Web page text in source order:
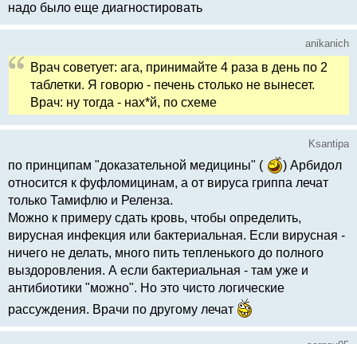
надо было еще диагностировать
anikanich
Врач советует: ага, принимайте 4 раза в день по 2
таблетки. Я говорю - печень столько не вынесет.
Врач: ну тогда - нах*й, по схеме
Ksantipa
по принципам "доказательной медицины" (
) Арбидол
относится к фуфломицинам, а от вируса гриппа лечат
только Тамифлю и Реленза.
Можно к примеру сдать кровь, чтобы определить,
вирусная инфекция или бактериальная. Если вирусная -
ничего не делать, много пить тепленького до полного
выздоровления. А если бактериальная - там уже и
антибиотики "можно". Но это чисто логические
рассуждения. Врачи по другому лечат